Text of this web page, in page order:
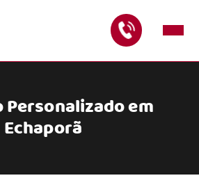
Personalizado em
Echaporã